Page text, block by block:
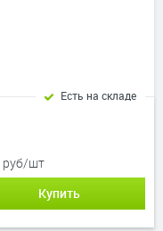
руб/шт
Купить
Есть на складе